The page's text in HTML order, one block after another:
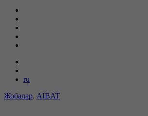
ru
Жобалар. AIBAT